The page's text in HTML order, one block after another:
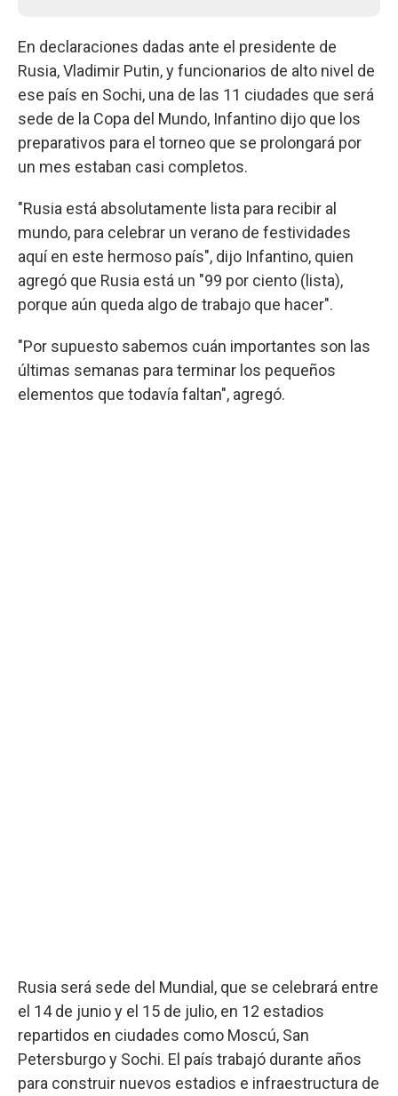
En declaraciones dadas ante el presidente de
Rusia, Vladimir Putin, y funcionarios de alto nivel de
ese país en Sochi, una de las 11 ciudades que será
sede de la Copa del Mundo, Infantino dijo que los
preparativos para el torneo que se prolongará por
un mes estaban casi completos.
"Rusia está absolutamente lista para recibir al
mundo, para celebrar un verano de festividades
aquí en este hermoso país", dijo Infantino, quien
agregó que Rusia está un "99 por ciento (lista),
porque aún queda algo de trabajo que hacer".
"Por supuesto sabemos cuán importantes son las
últimas semanas para terminar los pequeños
elementos que todavía faltan", agregó.
Rusia será sede del Mundial, que se celebrará entre
el 14 de junio y el 15 de julio, en 12 estadios
repartidos en ciudades como Moscú, San
Petersburgo y Sochi. El país trabajó durante años
para construir nuevos estadios e infraestructura de